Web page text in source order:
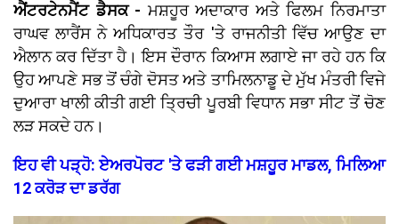
ਐਂਟਰਟੇਨਮੈਂਟ ਡੈਸਕ - ਮਸ਼ਹੂਰ ਅਦਾਕਾਰ ਅਤੇ ਫਿਲਮ ਨਿਰਮਾਤਾ
ਰਾਘਵ ਲਾਰੈਂਸ ਨੇ ਅਧਿਕਾਰਤ ਤੌਰ 'ਤੇ ਰਾਜਨੀਤੀ ਵਿੱਚ ਆਉਣ ਦਾ
ਐਲਾਨ ਕਰ ਦਿੱਤਾ ਹੈ। ਇਸ ਦੌਰਾਨ ਕਿਆਸ ਲਗਾਏ ਜਾ ਰਹੇ ਹਨ ਕਿ
ਉਹ ਆਪਣੇ ਸਭ ਤੋਂ ਚੰਗੇ ਦੋਸਤ ਅਤੇ ਤਾਮਿਲਨਾਡੂ ਦੇ ਮੁੱਖ ਮੰਤਰੀ ਵਿਜੇ
ਦੁਆਰਾ ਖਾਲੀ ਕੀਤੀ ਗਈ ਤ੍ਰਿਚੀ ਪੂਰਬੀ ਵਿਧਾਨ ਸਭਾ ਸੀਟ ਤੋਂ ਚੋਣ
ਲੜ ਸਕਦੇ ਹਨ।
ਇਹ ਵੀ ਪੜ੍ਹੋ: ਏਅਰਪੋਰਟ 'ਤੇ ਫੜੀ ਗਈ ਮਸ਼ਹੂਰ ਮਾਡਲ, ਮਿਲਿਆ
12 ਕਰੋੜ ਦਾ ਡਰੱਗ